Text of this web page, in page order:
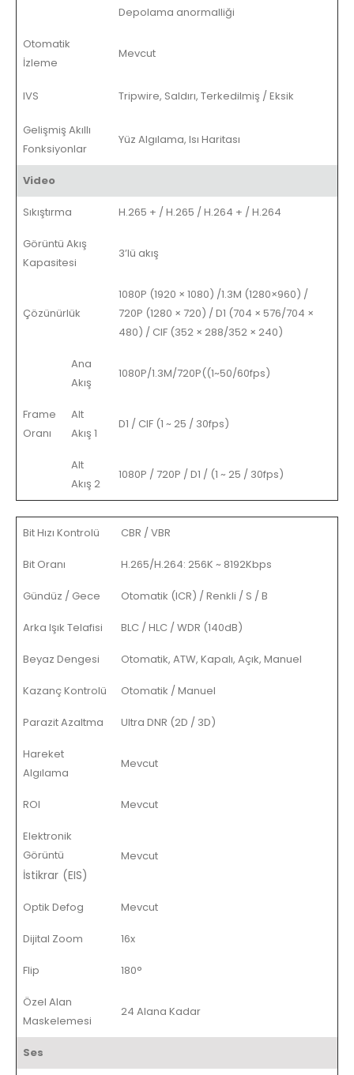
Depolama anormalliği
Otomatik
İzleme
Mevcut
IVS Tripwire, Saldırı, Terkedilmiş / Eksik
Gelişmiş Akıllı
Fonksiyonlar
Yüz Algılama, Isı Haritası
Video
Sıkıştırma H.265 + / H.265 / H.264 + / H.264
Görüntü Akış
Kapasitesi
3’lü akış
Çözünürlük
1080P (1920 × 1080) /1.3M (1280×960) /
720P (1280 × 720) / D1 (704 × 576/704 ×
480) / CIF (352 × 288/352 × 240)
Frame
Oranı
Ana
Akış
1080P/1.3M/720P((1~50/60fps)
Alt
Akış 1
D1 / CIF (1 ~ 25 / 30fps)
Alt
Akış 2
1080P / 720P / D1 / (1 ~ 25 / 30fps)
Bit Hızı Kontrolü CBR / VBR
Bit Oranı H.265/H.264: 256K ~ 8192Kbps
Gündüz / Gece Otomatik (ICR) / Renkli / S / B
Arka Işık Telafisi BLC / HLC / WDR (140dB)
Beyaz Dengesi Otomatik, ATW, Kapalı, Açık, Manuel
Kazanç Kontrolü Otomatik / Manuel
Parazit Azaltma Ultra DNR (2D / 3D)
Hareket
Algılama
Mevcut
ROI Mevcut
Elektronik
Görüntü
İstikrar (EIS)
Mevcut
Optik Defog Mevcut
Dijital Zoom 16x
Flip 180°
Özel Alan
Maskelemesi
24 Alana Kadar
Ses